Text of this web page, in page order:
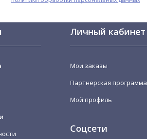
у тебя. В Москву, Санкт-Петербург,
Личный кабинет
Мои заказы
Партнерская программа
Мой профиль
Соцсети